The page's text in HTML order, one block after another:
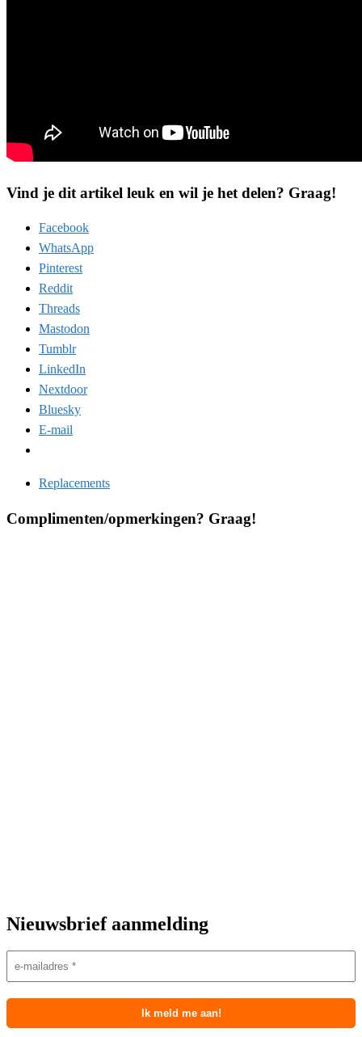
Vind je dit artikel leuk en wil je het delen? Graag!
Facebook
WhatsApp
Pinterest
Reddit
Threads
Mastodon
Tumblr
LinkedIn
Nextdoor
Bluesky
E-mail
Replacements
Complimenten/opmerkingen? Graag!
Nieuwsbrief aanmelding